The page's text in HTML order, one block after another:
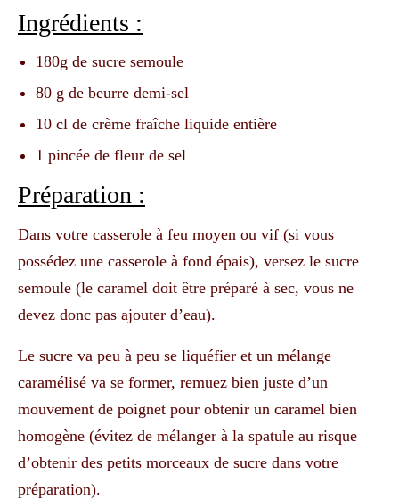
Ingrédients :
180g de sucre semoule
80 g de beurre demi-sel
10 cl de crème fraîche liquide entière
1 pincée de fleur de sel
Préparation :
Dans votre casserole à feu moyen ou vif (si vous
possédez une casserole à fond épais), versez le sucre
semoule (le caramel doit être préparé à sec, vous ne
devez donc pas ajouter d’eau).
Le sucre va peu à peu se liquéfier et un mélange
caramélisé va se former, remuez bien juste d’un
mouvement de poignet pour obtenir un caramel bien
homogène (évitez de mélanger à la spatule au risque
d’obtenir des petits morceaux de sucre dans votre
préparation).